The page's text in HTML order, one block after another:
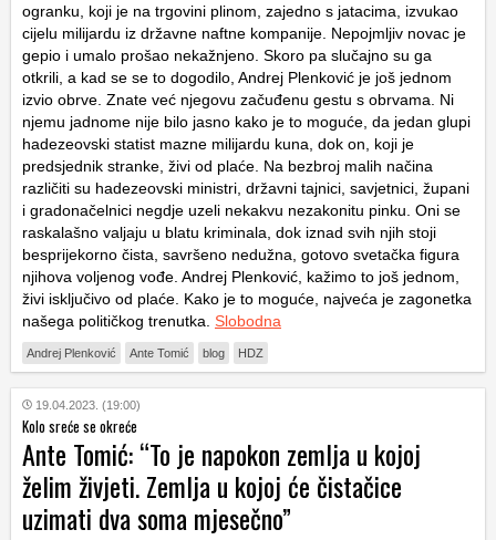
ogranku, koji je na trgovini plinom, zajedno s jatacima, izvukao
cijelu milijardu iz državne naftne kompanije. Nepojmljiv novac je
gepio i umalo prošao nekažnjeno. Skoro pa slučajno su ga
otkrili, a kad se se to dogodilo, Andrej Plenković je još jednom
izvio obrve. Znate već njegovu začuđenu gestu s obrvama. Ni
njemu jadnome nije bilo jasno kako je to moguće, da jedan glupi
hadezeovski statist mazne milijardu kuna, dok on, koji je
predsjednik stranke, živi od plaće. Na bezbroj malih načina
različiti su hadezeovski ministri, državni tajnici, savjetnici, župani
i gradonačelnici negdje uzeli nekakvu nezakonitu pinku. Oni se
raskalašno valjaju u blatu kriminala, dok iznad svih njih stoji
besprijekorno čista, savršeno nedužna, gotovo svetačka figura
njihova voljenog vođe. Andrej Plenković, kažimo to još jednom,
živi isključivo od plaće. Kako je to moguće, najveća je zagonetka
našega političkog trenutka. Slobodna
Andrej Plenković Ante Tomić blog HDZ
19.04.2023. (19:00)
Kolo sreće se okreće
Ante Tomić: “To je napokon zemlja u kojoj
želim živjeti. Zemlja u kojoj će čistačice
uzimati dva soma mjesečno”